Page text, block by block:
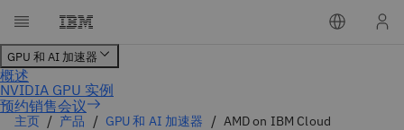
预约销售会议
主页 产品 GPU 和 AI 加速器 AMD on IBM Cloud